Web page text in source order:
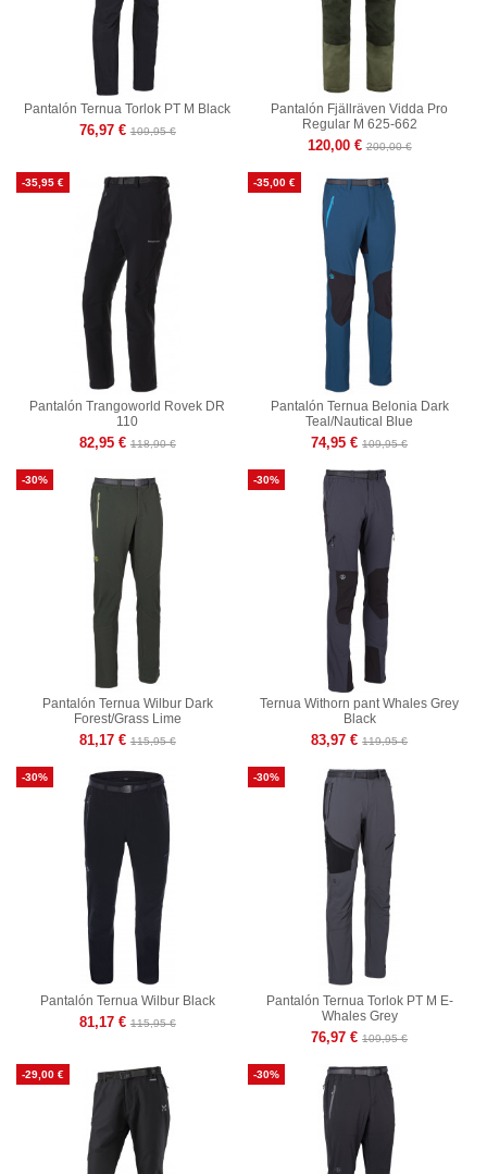
Pantalón Ternua Torlok PT M Black
76,97 € 109,95 €
Pantalón Fjällräven Vidda Pro
Regular M 625-662
120,00 € 200,00 €
-35,95 €
Pantalón Trangoworld Rovek DR
110
82,95 € 118,90 €
-35,00 €
Pantalón Ternua Belonia Dark
Teal/Nautical Blue
74,95 € 109,95 €
-30%
Pantalón Ternua Wilbur Dark
Forest/Grass Lime
81,17 € 115,95 €
-30%
Ternua Withorn pant Whales Grey
Black
83,97 € 119,95 €
-30%
Pantalón Ternua Wilbur Black
81,17 € 115,95 €
-30%
Pantalón Ternua Torlok PT M E-
Whales Grey
76,97 € 109,95 €
-29,00 € -30%